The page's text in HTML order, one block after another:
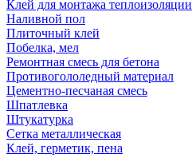
Клей для монтажа теплоизоляции
Наливной пол
Плиточный клей
Побелка, мел
Ремонтная смесь для бетона
Противогололедный материал
Цементно-песчаная смесь
Шпатлевка
Штукатурка
Сетка металлическая
Клей, герметик, пена